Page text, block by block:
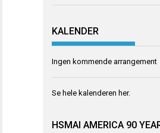
KALENDER
Ingen kommende arrangement
Se hele kalenderen her.
HSMAI AMERICA 90